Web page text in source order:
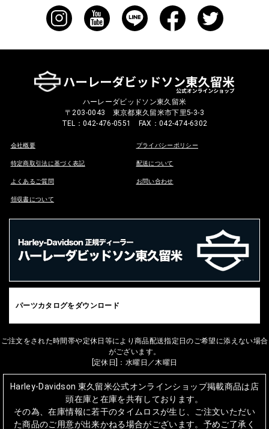
ハーレーダビッドソン東久留米
〒203-0043 東京都東久留米市下里5-3-3
TEL：042-476-0551 FAX：042-474-6302
会社概要 プライバシーポリシー
特定商取引法に基づく表記 配送について
よくあるご質問 お問い合わせ
領収書について
パーツカタログをダウンロード
ご注文をされた時間帯や定休日等により商品配送指定日のご希望に添えない場合
がございます。
[定休日]：水曜日／木曜日
Harley-Davidson 東久留米公式オンラインショップ掲載商品は店
頭在庫と在庫を共有しております。
その為、在庫情報に若干のタイムロスが生じ、ご注文いただい
た商品のご用意が出来かねる場合がございます。予めご了承く